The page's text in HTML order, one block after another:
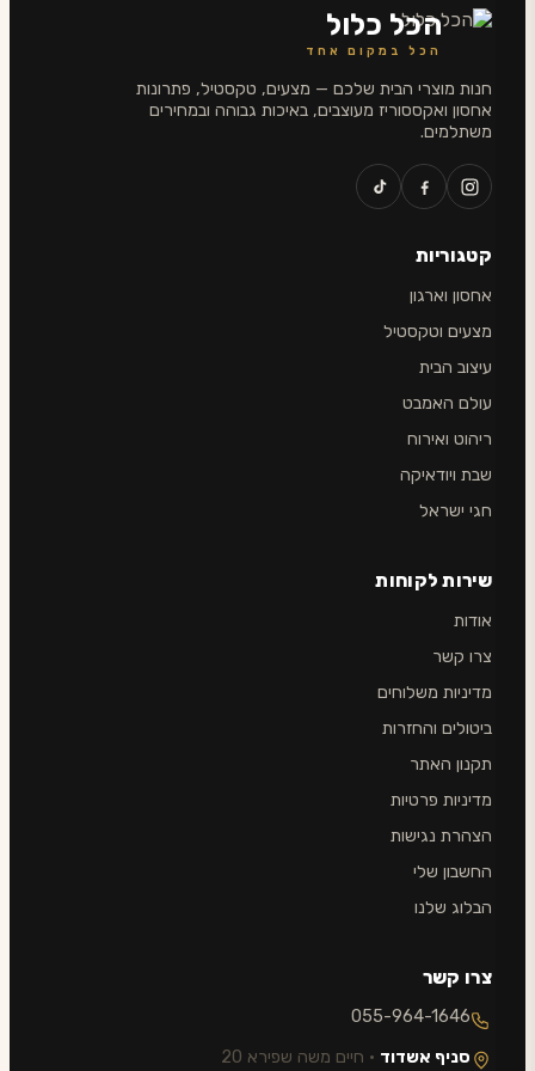
הכל כלול
הכל במקום אחד
חנות מוצרי הבית שלכם — מצעים, טקסטיל, פתרונות
אחסון ואקססוריז מעוצבים, באיכות גבוהה ובמחירים
משתלמים.
קטגוריות
אחסון וארגון
מצעים וטקסטיל
עיצוב הבית
עולם האמבט
ריהוט ואירוח
שבת ויודאיקה
חגי ישראל
שירות לקוחות
אודות
צרו קשר
מדיניות משלוחים
ביטולים והחזרות
תקנון האתר
מדיניות פרטיות
הצהרת נגישות
החשבון שלי
הבלוג שלנו
צרו קשר
055-964-1646
סניף אשדוד · חיים משה שפירא 20